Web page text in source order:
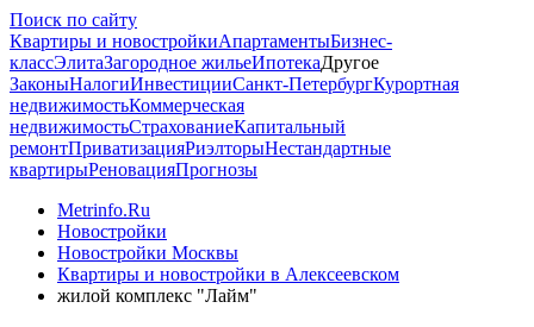
Поиск по сайту
Квартиры и новостройкиАпартаментыБизнес-
классЭлитаЗагородное жильеИпотекаДругое
ЗаконыНалогиИнвестицииСанкт-ПетербургКурортная
недвижимостьКоммерческая
недвижимостьСтрахованиеКапитальный
ремонтПриватизацияРиэлторыНестандартные
квартирыРеновацияПрогнозы
Metrinfo.Ru
Новостройки
Новостройки Москвы
Квартиры и новостройки в Алексеевском
жилой комплекс "Лайм"